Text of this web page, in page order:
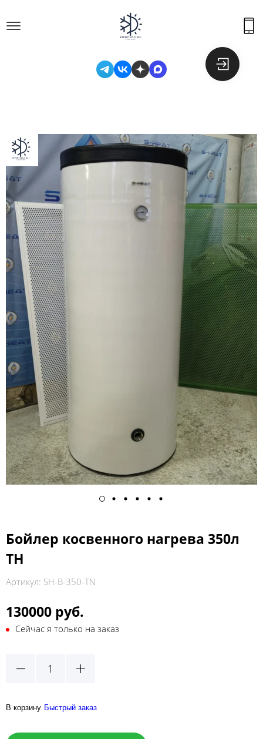
Бойлер косвенного нагрева 350л
ТН
Артикул: SH-B-350-TN
130000 руб.
Сейчас я только на заказ
В корзину Быстрый заказ